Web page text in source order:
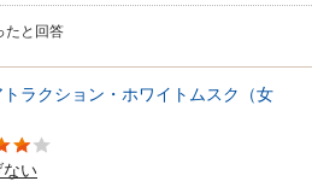
たと回答
トラクション・ホワイトムスク（女
ない